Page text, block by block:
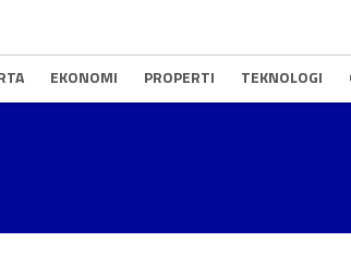
EKONOMI PROPERTI TEKNOLOGI